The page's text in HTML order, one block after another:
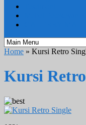
Home » Kursi Retro
Kursi